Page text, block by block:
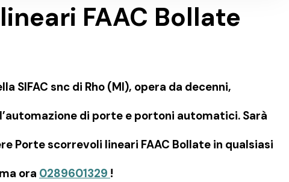
FAAC Bollate
SIFAC snc di Rho (MI), opera da decenni,
di porte e portoni automatici. Sarà
Porte scorrevoli lineari FAAC Bollate in qualsiasi
ora 0289601329 !